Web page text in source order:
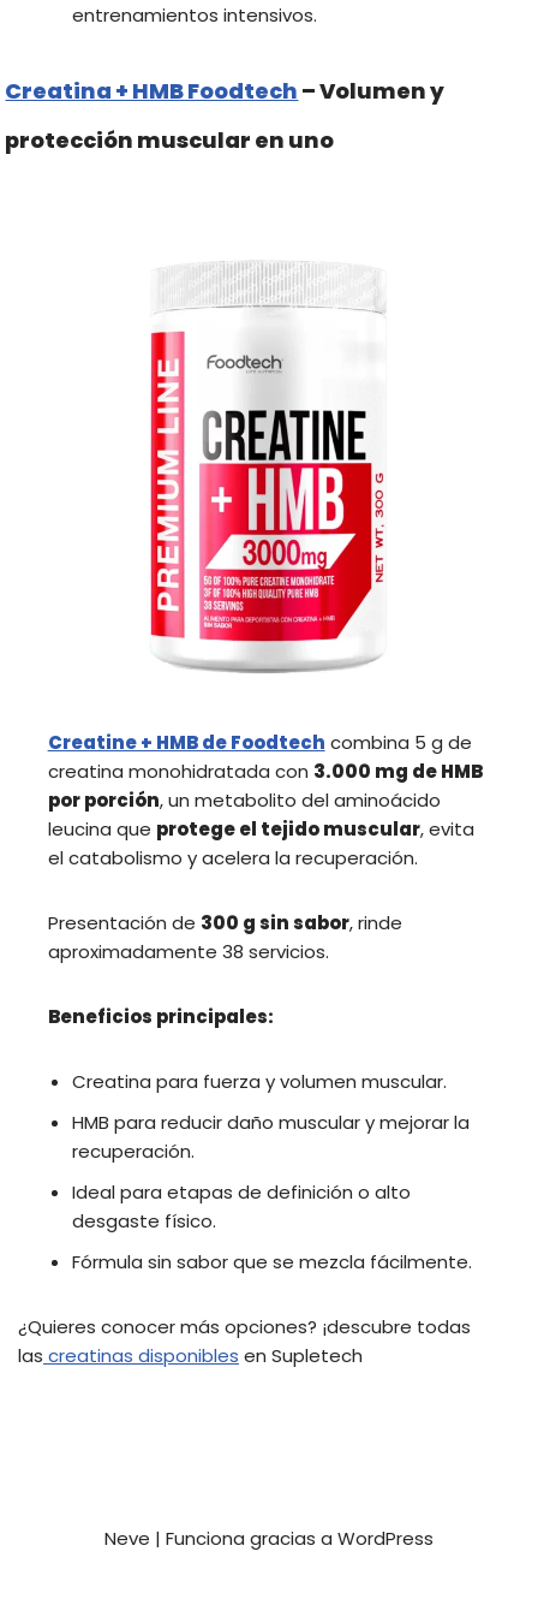
entrenamientos intensivos.
Creatina + HMB Foodtech – Volumen y
protección muscular en uno
Creatine + HMB de Foodtech combina 5 g de
creatina monohidratada con 3.000 mg de HMB
por porción, un metabolito del aminoácido
leucina que protege el tejido muscular, evita
el catabolismo y acelera la recuperación.
Presentación de 300 g sin sabor, rinde
aproximadamente 38 servicios.
Beneficios principales:
Creatina para fuerza y volumen muscular.
HMB para reducir daño muscular y mejorar la
recuperación.
Ideal para etapas de definición o alto
desgaste físico.
Fórmula sin sabor que se mezcla fácilmente.
¿Quieres conocer más opciones? ¡descubre todas
las creatinas disponibles en Supletech
Neve | Funciona gracias a WordPress